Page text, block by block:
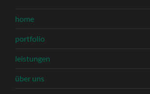
home
portfolio
leistungen
über uns